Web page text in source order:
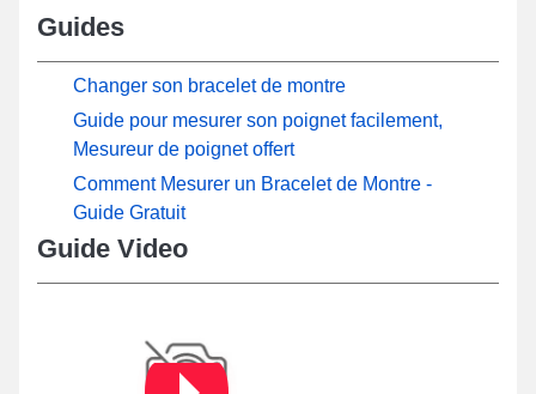
Guides
Changer son bracelet de montre
Guide pour mesurer son poignet facilement,
Mesureur de poignet offert
Comment Mesurer un Bracelet de Montre -
Guide Gratuit
Guide Video